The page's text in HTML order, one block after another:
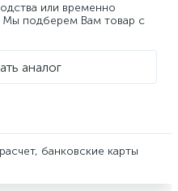
или временно
Мы подберем Вам товар с
аналог
банковские карты